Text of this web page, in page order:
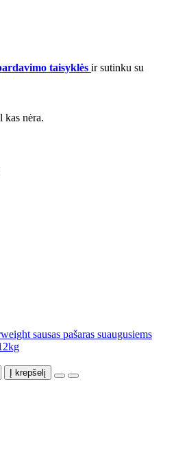
taisyklės ir sutinku su
kas nėra.
sausas pašaras suaugusiems
Į krepšelį